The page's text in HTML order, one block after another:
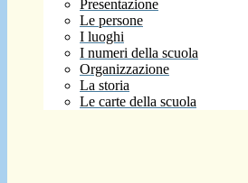
Presentazione
Le persone
I luoghi
I numeri della scuola
Organizzazione
La storia
Le carte della scuola